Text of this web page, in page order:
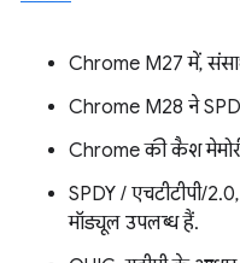
Chrome M27 में,
Chrome M28 ने
Chrome की कैश
SPDY / एचटीटीपी/
मॉड्यूल उपलब्ध हैं.